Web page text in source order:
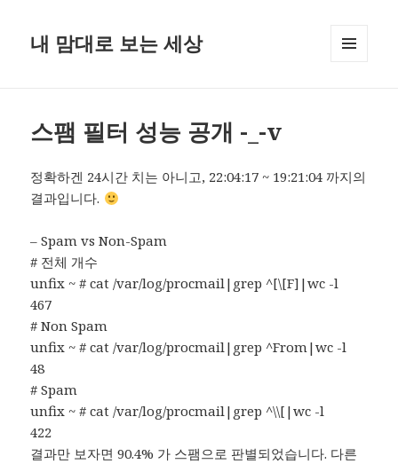
내 맘대로 보는 세상
스팸 필터 성능 공개 -_-v
정확하겐 24시간 치는 아니고, 22:04:17 ~ 19:21:04 까지의
결과입니다.
– Spam vs Non-Spam
# 전체 개수
unfix ~ # cat /var/log/procmail|grep ^[\[F]|wc -l
467
# Non Spam
unfix ~ # cat /var/log/procmail|grep ^From|wc -l
48
# Spam
unfix ~ # cat /var/log/procmail|grep ^\\[|wc -l
422
결과만 보자면 90.4% 가 스팸으로 판별되었습니다. 다른